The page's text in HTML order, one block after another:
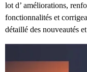
lot d’ améliorations,
fonctionnalités et
détaillé des nouveautés